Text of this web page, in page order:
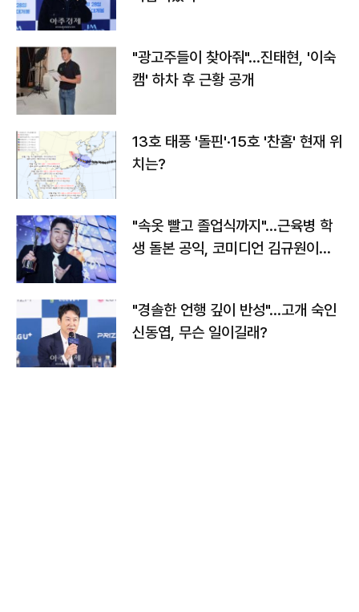
"광고주들이 찾아줘"…진태현, '이숙
캠' 하차 후 근황 공개
13호 태풍 '돌핀'·15호 '찬홈' 현재 위
치는?
"속옷 빨고 졸업식까지"…근육병 학
생 돌본 공익, 코미디언 김규원이었
"경솔한 언행 깊이 반성"…고개 숙인
신동엽, 무슨 일이길래?